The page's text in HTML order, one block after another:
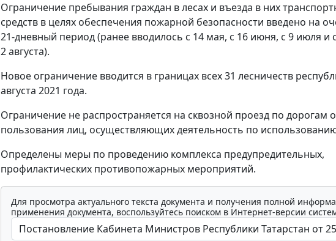
Ограничение пребывания граждан в лесах и въезда в них
средств в целях обеспечения пожарной безопасности введено на
21-дневный период (ранее вводилось с 14 мая, с 16 июня, с 9 июля и с
2 августа).
Новое ограничение вводится в границах всех 31 лесничеств
августа 2021 года.
Ограничение не распространяется на сквозной проезд по дорогам
пользования лиц, осуществляющих деятельность по
Определены меры по проведению комплекса предупредительных,
профилактических противопожарных мероприятий.
Для просмотра актуального текста документа и получения полной
применения документа, воспользуйтесь поиском в Интернет-версии